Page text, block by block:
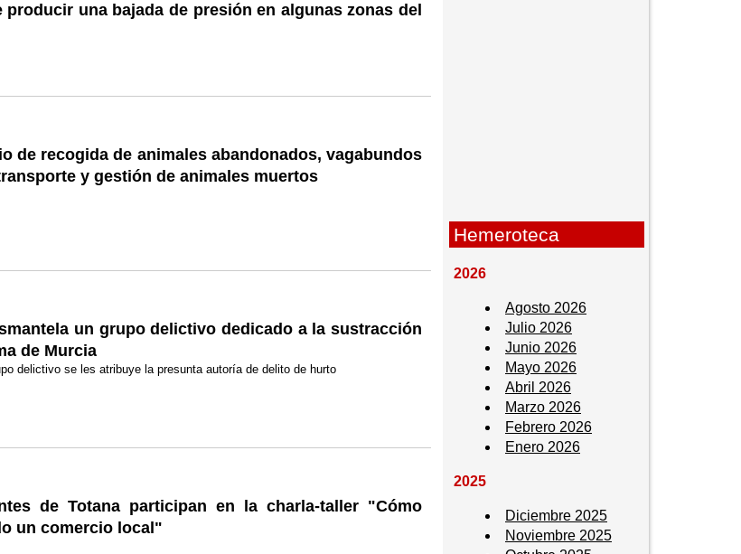
producir una bajada de presión en algunas zonas del
de recogida de animales abandonados, vagabundos
y gestión de animales muertos
un grupo delictivo dedicado a la sustracción
de Murcia
delictivo se les atribuye la presunta autoría de delito de hurto
de Totana participan en la charla-taller "Cómo
un comercio local"
Hemeroteca
2026
Agosto 2026
Julio 2026
Junio 2026
Mayo 2026
Abril 2026
Marzo 2026
Febrero 2026
Enero 2026
2025
Diciembre 2025
Noviembre 2025